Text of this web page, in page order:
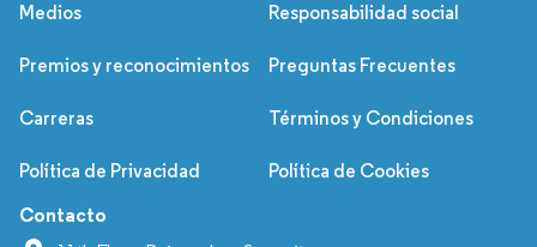
Medios Responsabilidad social
Premios y reconocimientos Preguntas Frecuentes
Carreras Términos y Condiciones
Política de Privacidad Política de Cookies
Contacto